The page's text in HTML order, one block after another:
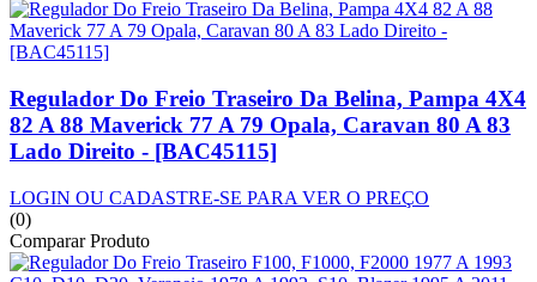
Regulador Do Freio Traseiro Da Belina, Pampa 4X4
82 A 88 Maverick 77 A 79 Opala, Caravan 80 A 83
Lado Direito - [BAC45115]
LOGIN OU CADASTRE-SE PARA VER O PREÇO
(0)
Comparar Produto